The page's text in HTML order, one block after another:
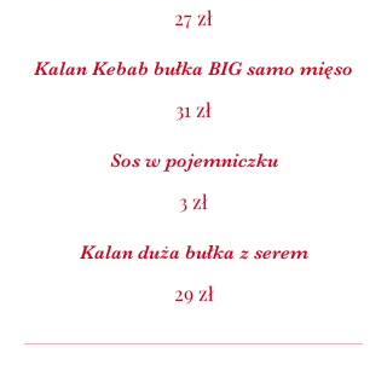
27 zł
Kalan Kebab bułka BIG samo mięso
31 zł
Sos w pojemniczku
3 zł
Kalan duża bułka z serem
29 zł